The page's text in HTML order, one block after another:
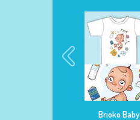
Brioko Baby